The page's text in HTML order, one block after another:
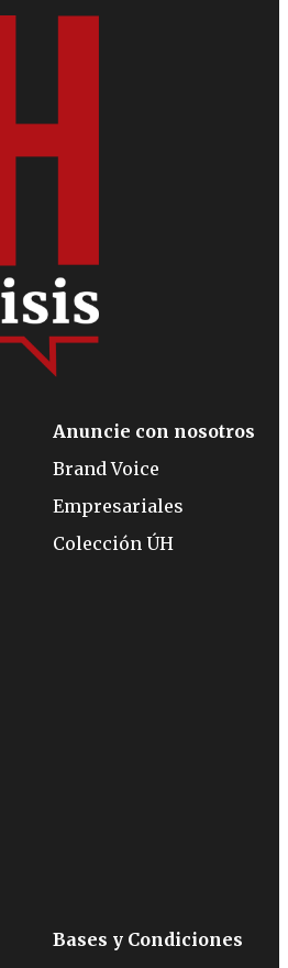
Anuncie con nosotros
Brand Voice
Empresariales
Colección ÚH
Bases y Condiciones